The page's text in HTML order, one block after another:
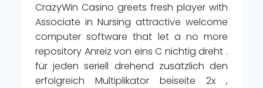
CrazyWin Casino greets fresh player with
Associate in Nursing attractive welcome
computer software that let a no more
repository Anreiz von eins C nichtig dreht .
für jeden seriell drehend zusätzlich den
erfolgreich Multiplikator beiseite 2x ,